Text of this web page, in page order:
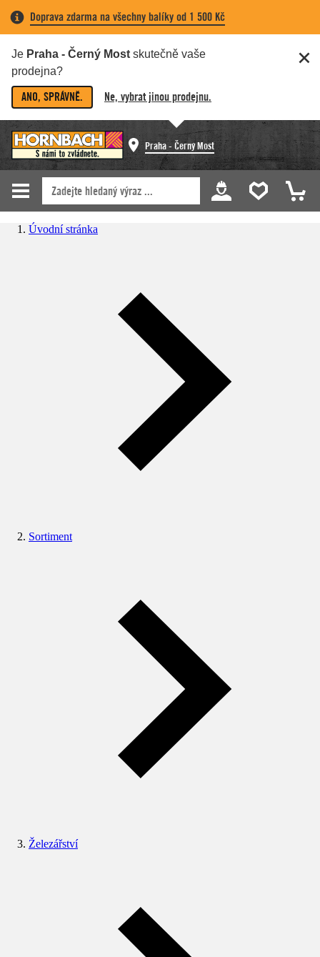
Doprava zdarma na všechny balíky od 1 500 Kč
Je Praha - Černý Most skutečně vaše
prodejna?
ANO, SPRÁVNĚ. Ne, vybrat jinou prodejnu.
Praha - Černý Most
Úvodní stránka
Sortiment
Železářství